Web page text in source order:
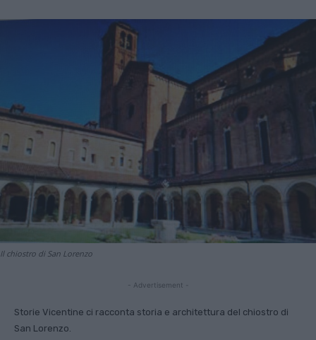
Il chiostro di San Lorenzo
- Advertisement -
Storie Vicentine ci racconta storia e architettura del chiostro di
San Lorenzo.